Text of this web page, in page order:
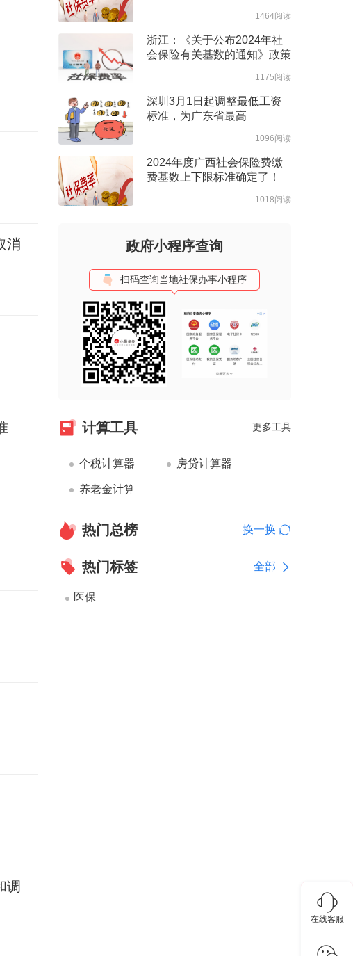
在线客服
消
调
1464阅读
浙江：《关于公布2024年社
会保险有关基数的通知》政策
1175阅读
深圳3月1日起调整最低工资
标准，为广东省最高
1096阅读
2024年度广西社会保险费缴
费基数上下限标准确定了！
1018阅读
政府小程序查询
扫码查询当地社保办事小程序
计算工具 更多工具
个税计算器 房贷计算器
养老金计算
热门总榜 换一换
热门标签 全部
医保